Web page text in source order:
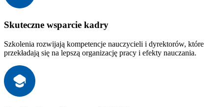
Skuteczne wsparcie kadry
Szkolenia rozwijają kompetencje nauczycieli i dyrektorów, które
przekładają się na lepszą organizację pracy i efekty nauczania.